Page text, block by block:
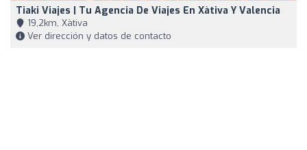
Tiaki Viajes | Tu Agencia De Viajes En Xàtiva Y Valencia
19,2km, Xàtiva
Ver dirección y datos de contacto